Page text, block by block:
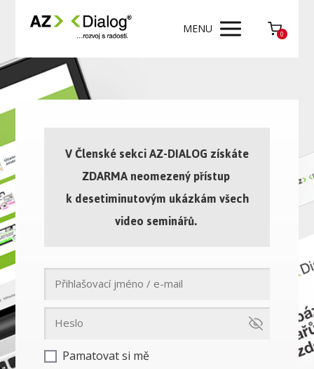
MENU 0
V Členské sekci AZ-DIALOG získáte
ZDARMA neomezený přístup
k desetiminutovým ukázkám všech
video seminářů.
Pamatovat si mě